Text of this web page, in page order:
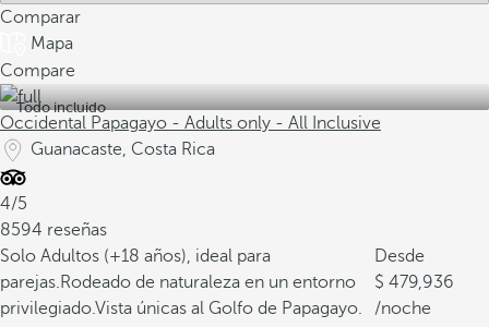
Comparar
Mapa
Compare
Todo incluido
Occidental Papagayo - Adults only - All Inclusive
Guanacaste, Costa Rica
4/5
8594 reseñas
Solo Adultos (+18 años), ideal para
parejas.Rodeado de naturaleza en un entorno
privilegiado.Vista únicas al Golfo de Papagayo.
Desde
479,936
/noche